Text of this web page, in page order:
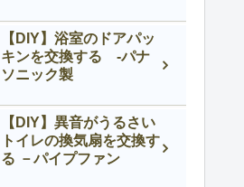
【DIY】浴室のドアパッ
キンを交換する -パナ
ソニック製
【DIY】異音がうるさい
トイレの換気扇を交換す
る －パイプファン